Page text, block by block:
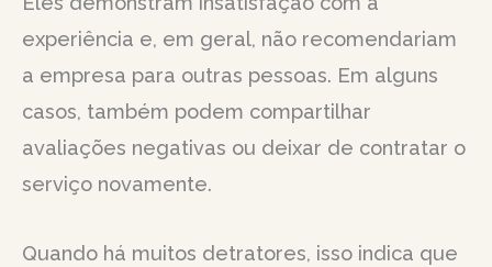
experiência e, em geral, não recomendariam
a empresa para outras pessoas. Em alguns
casos, também podem compartilhar
avaliações negativas ou deixar de contratar o
serviço novamente.
Quando há muitos detratores, isso indica que